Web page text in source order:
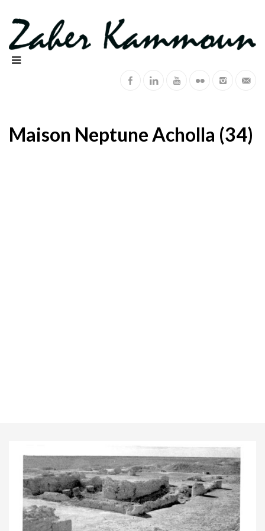
Maison Neptune Acholla (34)